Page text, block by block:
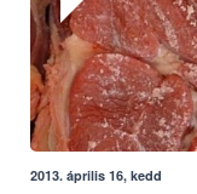
2013. április 16, kedd